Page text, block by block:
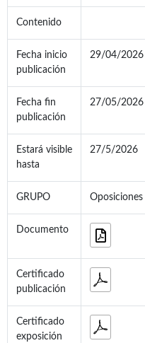
Contenido
Fecha inicio
publicación
29/04/2026
Fecha fin
publicación
27/05/2026
Estará visible
hasta
27/5/2026
GRUPO
Documento
Certificado
publicación
Certificado
exposición